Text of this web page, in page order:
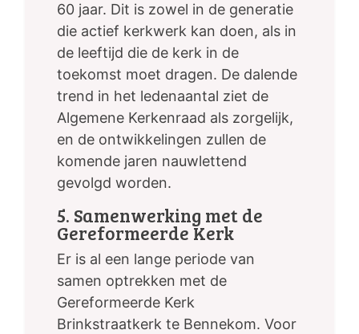
60 jaar. Dit is zowel in de generatie
die actief kerkwerk kan doen, als in
de leeftijd die de kerk in de
toekomst moet dragen. De dalende
trend in het ledenaantal ziet de
Algemene Kerkenraad als zorgelijk,
en de ontwikkelingen zullen de
komende jaren nauwlettend
gevolgd worden.
5. Samenwerking met de
Gereformeerde Kerk
Er is al een lange periode van
samen optrekken met de
Gereformeerde Kerk
Brinkstraatkerk te Bennekom. Voor